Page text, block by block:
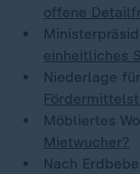
offene
einheitliches
Niederlage
Möbliertes
Mietwucher?
Nach